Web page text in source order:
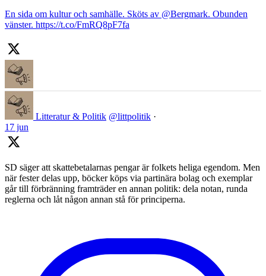
En sida om kultur och samhälle. Sköts av @Bergmark. Obunden
vänster. https://t.co/FmRQ8pF7fa
Litteratur & Politik @littpolitik ·
17 jun
SD säger att skattebetalarnas pengar är folkets heliga egendom. Men
när fester delas upp, böcker köps via partinära bolag och exemplar
går till förbränning framträder en annan politik: dela notan, runda
reglerna och låt någon annan stå för principerna.